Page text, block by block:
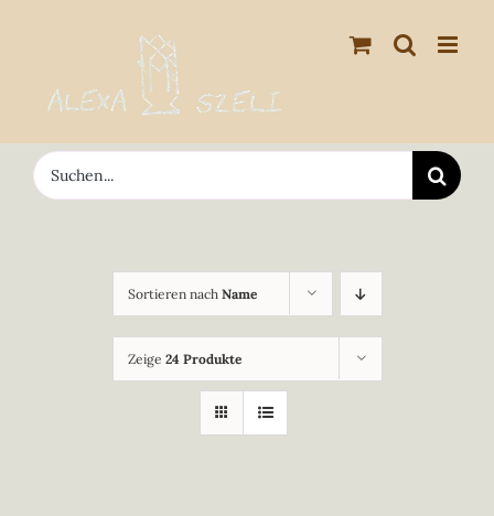
springen
Suche
nach:
Sortieren nach Name
Zeige 24 Produkte